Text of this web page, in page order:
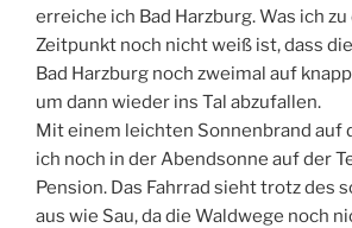
erreiche ich Bad Harzburg. Was ich
Zeitpunkt noch nicht weiß ist, dass
Bad Harzburg noch zweimal auf
um dann wieder ins Tal abzufallen.
Mit einem leichten Sonnenbrand auf
ich noch in der Abendsonne auf der
Pension. Das Fahrrad sieht trotz des
aus wie Sau, da die Waldwege noch